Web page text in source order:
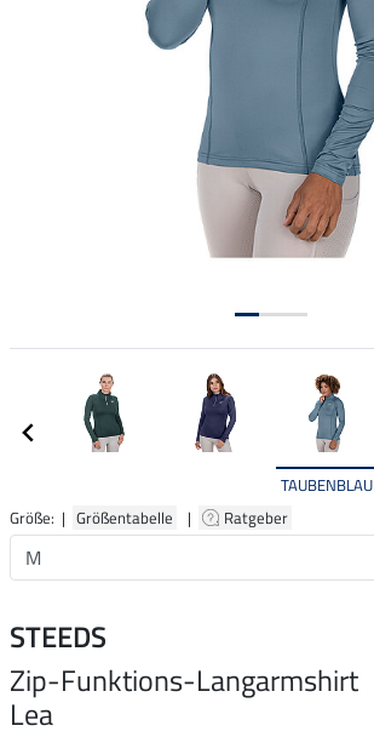
TAUBENBLAU
Größe: | Größentabelle | Ratgeber
STEEDS
Zip-Funktions-Langarmshirt
Lea